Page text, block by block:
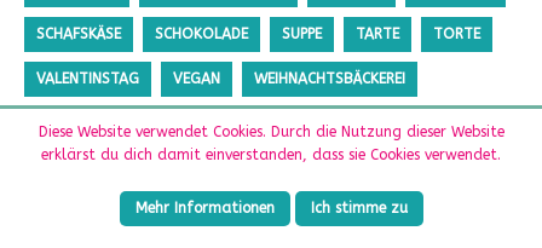
SCHAFSKÄSE SCHOKOLADE SUPPE TARTE TORTE
VALENTINSTAG VEGAN WEIHNACHTSBÄCKEREI
ZUCCHINI ZUCKERFREI
Copyright © 2026 | WordPress Theme vonMH Themes
Diese Website verwendet Cookies. Durch die Nutzung dieser Website
erklärst du dich damit einverstanden, dass sie Cookies verwendet.
Mehr Informationen Ich stimme zu